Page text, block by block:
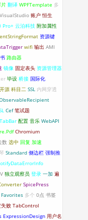
翻译 WPFTemplate 多
VisualStudio 账户 恒生
Pro+ 云泊科技 附加属性
资源键
wifi 输出 AMI
路由器
镜像 固定表头 资源管理器
毕设 桥接 国际化
开源 科目二 SSL 内网穿透
Cef 笔试题
配置 音乐 WebAPI
Chromium
数 选中 回复 加速
Standard 侧边栏 强制推
独立观察员 登录 一加 遍
SpicePress
Favorites 多个 0点 书签
败 TabControl
ExpressionDesign 用户名